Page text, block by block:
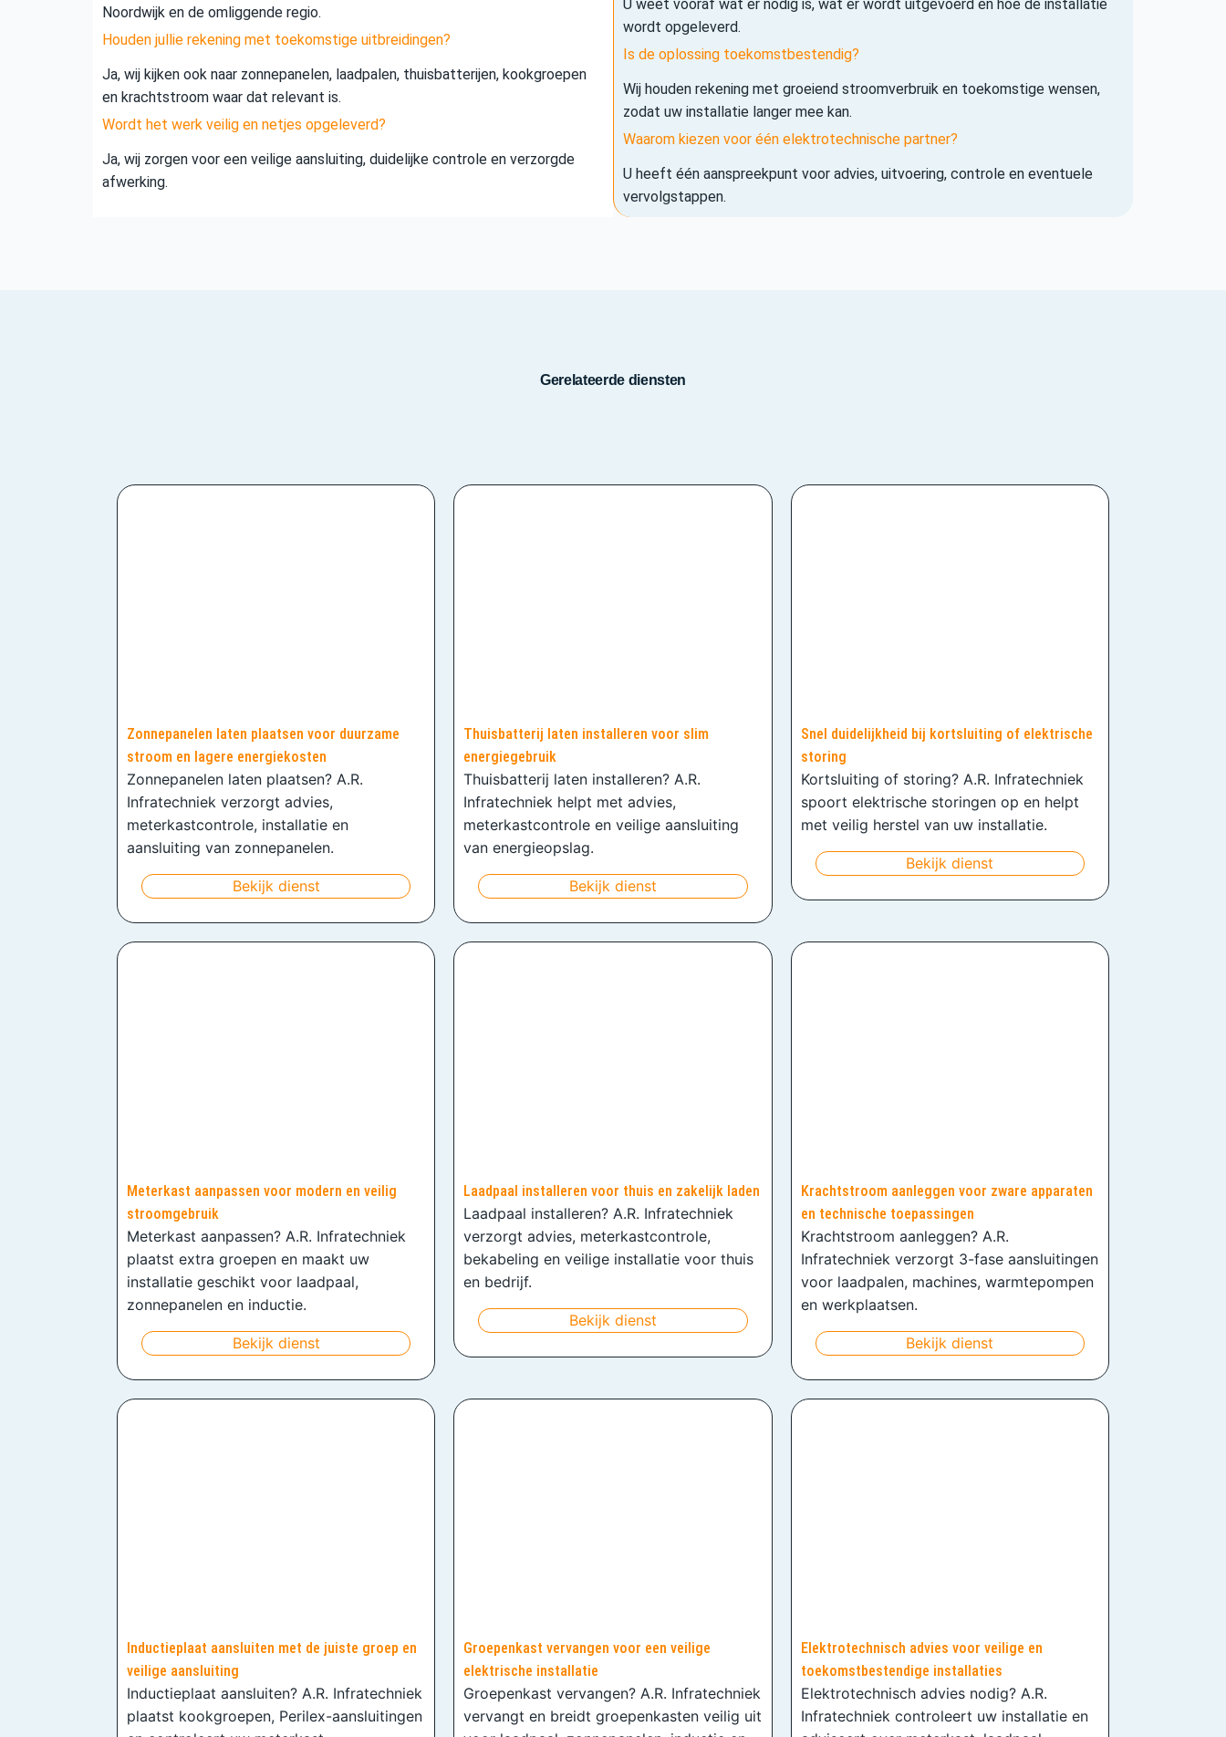
Noordwijk en de omliggende regio.
Houden jullie rekening met toekomstige uitbreidingen?
Ja, wij kijken ook naar zonnepanelen, laadpalen, thuisbatterijen, kookgroepen
en krachtstroom waar dat relevant is.
Wordt het werk veilig en netjes opgeleverd?
Ja, wij zorgen voor een veilige aansluiting, duidelijke controle en verzorgde
afwerking.
U weet vooraf wat er nodig is, wat er wordt uitgevoerd en hoe de installatie
wordt opgeleverd.
Is de oplossing toekomstbestendig?
Wij houden rekening met groeiend stroomverbruik en toekomstige wensen,
zodat uw installatie langer mee kan.
Waarom kiezen voor één elektrotechnische partner?
U heeft één aanspreekpunt voor advies, uitvoering, controle en eventuele
vervolgstappen.
Gerelateerde diensten
Zonnepanelen laten plaatsen voor duurzame
stroom en lagere energiekosten
Zonnepanelen laten plaatsen? A.R.
Infratechniek verzorgt advies,
meterkastcontrole, installatie en
aansluiting van zonnepanelen.
Bekijk dienst
Thuisbatterij laten installeren voor slim
energiegebruik
Thuisbatterij laten installeren? A.R.
Infratechniek helpt met advies,
meterkastcontrole en veilige aansluiting
van energieopslag.
Bekijk dienst
Snel duidelijkheid bij kortsluiting of elektrische
storing
Kortsluiting of storing? A.R. Infratechniek
spoort elektrische storingen op en helpt
met veilig herstel van uw installatie.
Bekijk dienst
Meterkast aanpassen voor modern en veilig
stroomgebruik
Meterkast aanpassen? A.R. Infratechniek
plaatst extra groepen en maakt uw
installatie geschikt voor laadpaal,
zonnepanelen en inductie.
Bekijk dienst
Laadpaal installeren voor thuis en zakelijk laden
Laadpaal installeren? A.R. Infratechniek
verzorgt advies, meterkastcontrole,
bekabeling en veilige installatie voor thuis
en bedrijf.
Bekijk dienst
Krachtstroom aanleggen voor zware apparaten
en technische toepassingen
Krachtstroom aanleggen? A.R.
Infratechniek verzorgt 3-fase aansluitingen
voor laadpalen, machines, warmtepompen
en werkplaatsen.
Bekijk dienst
Inductieplaat aansluiten met de juiste groep en
veilige aansluiting
Inductieplaat aansluiten? A.R. Infratechniek
plaatst kookgroepen, Perilex-aansluitingen
Groepenkast vervangen voor een veilige
elektrische installatie
Groepenkast vervangen? A.R. Infratechniek
vervangt en breidt groepenkasten veilig uit
Elektrotechnisch advies voor veilige en
toekomstbestendige installaties
Elektrotechnisch advies nodig? A.R.
Infratechniek controleert uw installatie en